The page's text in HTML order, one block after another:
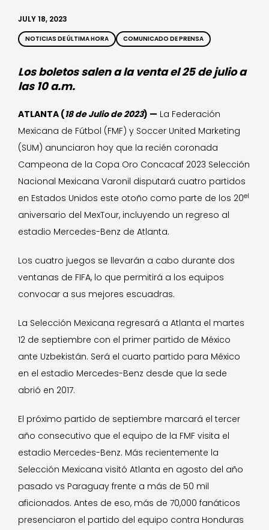
JULY 18, 2023
NOTICIAS DE ÚLTIMA HORA COMUNICADO DE PRENSA
Los boletos salen a la venta el 25 de julio a
las 10 a.m.
ATLANTA (18 de Julio de 2023) — La Federación
Mexicana de Fútbol (FMF) y Soccer United Marketing
(SUM) anunciaron hoy que la recién coronada
Campeona de la Copa Oro Concacaf 2023 Selección
Nacional Mexicana Varonil disputará cuatro partidos
en Estados Unidos este otoño como parte de los 20el
aniversario del MexTour, incluyendo un regreso al
estadio Mercedes-Benz de Atlanta.
Los cuatro juegos se llevarán a cabo durante dos
ventanas de FIFA, lo que permitirá a los equipos
convocar a sus mejores escuadras.
La Selección Mexicana regresará a Atlanta el martes
12 de septiembre con el primer partido de México
ante Uzbekistán. Será el cuarto partido para México
en el estadio Mercedes-Benz desde que la sede
abrió en 2017.
El próximo partido de septiembre marcará el tercer
año consecutivo que el equipo de la FMF visita el
estadio Mercedes-Benz. Más recientemente la
Selección Mexicana visitó Atlanta en agosto del año
pasado vs Paraguay frente a más de 50 mil
aficionados. Antes de eso, más de 70,000 fanáticos
presenciaron el partido del equipo contra Honduras